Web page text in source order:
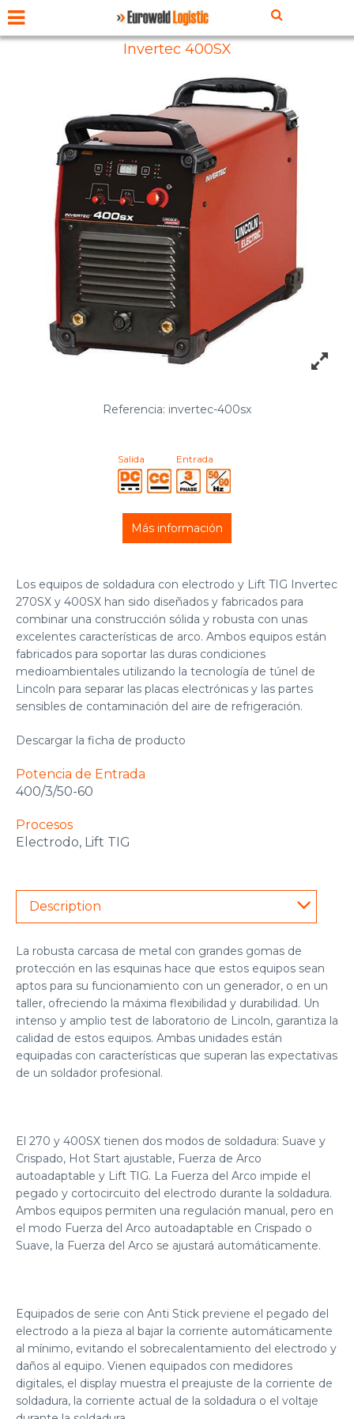
Invertec 400SX
Referencia: invertec-400sx
Salida Entrada
Los equipos de soldadura con electrodo y Lift TIG Invertec
270SX y 400SX han sido diseñados y fabricados para
combinar una construcción sólida y robusta con unas
excelentes características de arco. Ambos equipos están
fabricados para soportar las duras condiciones
medioambientales utilizando la tecnología de túnel de
Lincoln para separar las placas electrónicas y las partes
sensibles de contaminación del aire de refrigeración.
Descargar la ficha de producto
Potencia de Entrada
400/3/50-60
Procesos
Electrodo, Lift TIG
Más información
Description
La robusta carcasa de metal con grandes gomas de
protección en las esquinas hace que estos equipos sean
aptos para su funcionamiento con un generador, o en un
taller, ofreciendo la máxima flexibilidad y durabilidad. Un
intenso y amplio test de laboratorio de Lincoln, garantiza la
calidad de estos equipos. Ambas unidades están
equipadas con características que superan las expectativas
de un soldador profesional.
El 270 y 400SX tienen dos modos de soldadura: Suave y
Crispado, Hot Start ajustable, Fuerza de Arco
autoadaptable y Lift TIG. La Fuerza del Arco impide el
pegado y cortocircuito del electrodo durante la soldadura.
Ambos equipos permiten una regulación manual, pero en
el modo Fuerza del Arco autoadaptable en Crispado o
Suave, la Fuerza del Arco se ajustará automáticamente.
Equipados de serie con Anti Stick previene el pegado del
electrodo a la pieza al bajar la corriente automáticamente
al mínimo, evitando el sobrecalentamiento del electrodo y
daños al equipo. Vienen equipados con medidores
digitales, el display muestra el preajuste de la corriente de
soldadura, la corriente actual de la soldadura o el voltaje